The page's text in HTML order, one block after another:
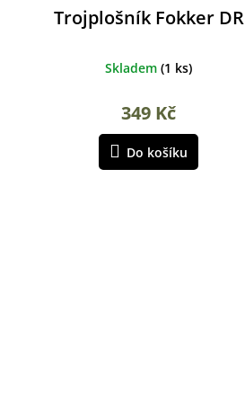
Trojplošník Fokker DR
Skladem(1 ks)
349 Kč
Do košíku